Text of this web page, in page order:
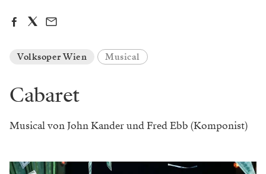
Volksoper Wien Musical
Cabaret
Musical von John Kander und Fred Ebb (Komponist)